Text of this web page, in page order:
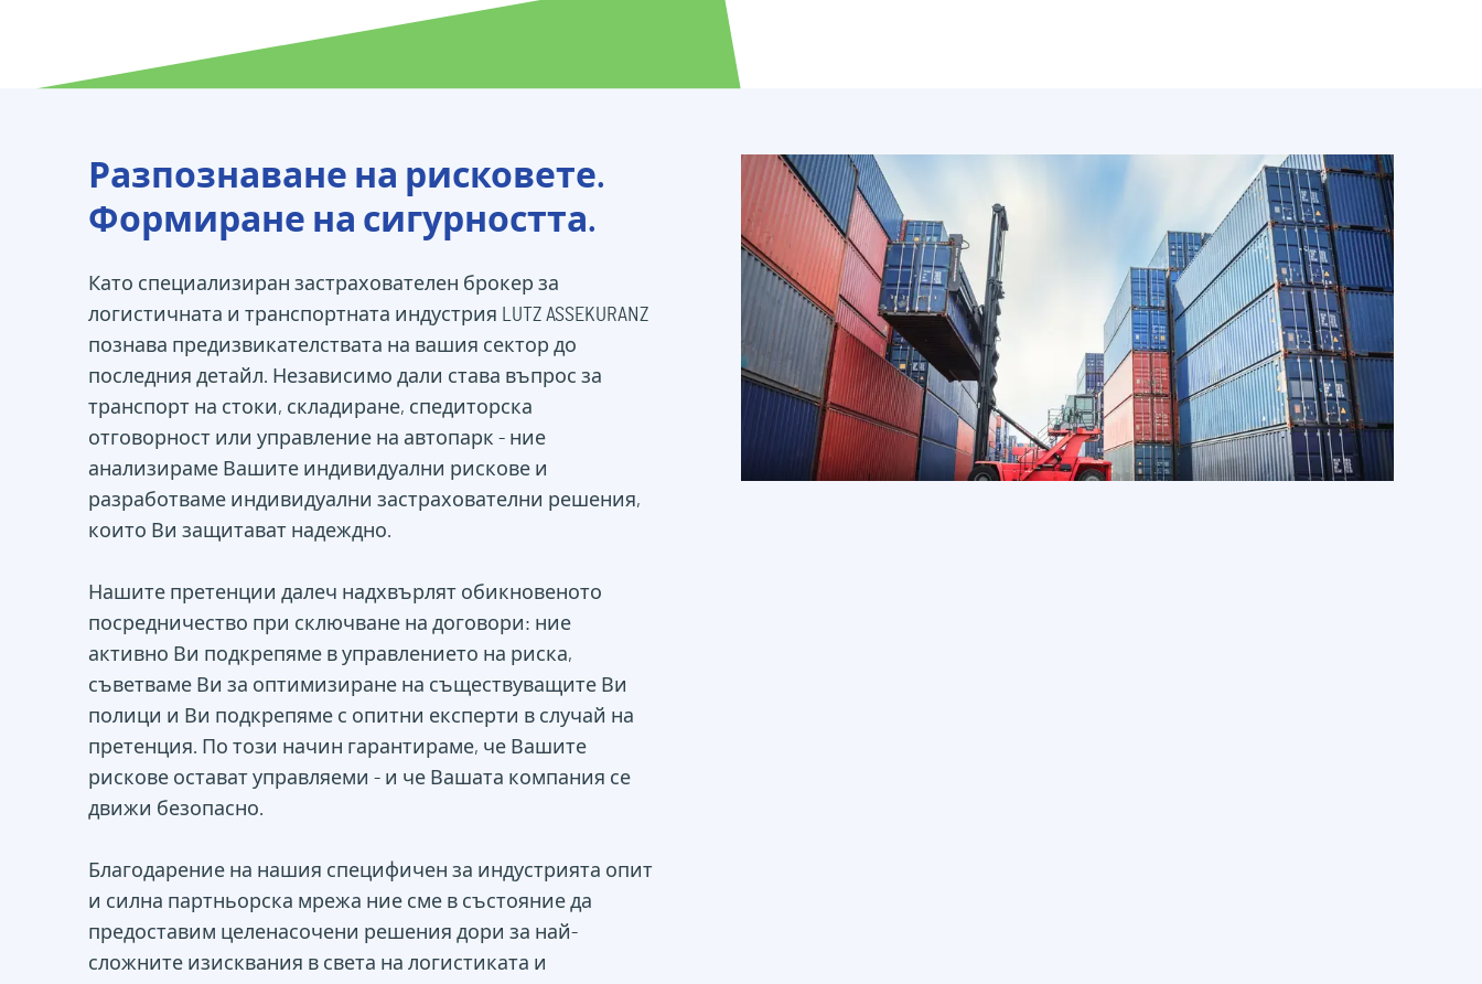
Разпознаване на рисковете.
Формиране на сигурността.
Като специализиран застрахователен брокер за
логистичната и транспортната индустрия LUTZ ASSEKURANZ
познава предизвикателствата на вашия сектор до
последния детайл. Независимо дали става въпрос за
транспорт на стоки, складиране, спедиторска
отговорност или управление на автопарк - ние
анализираме Вашите индивидуални рискове и
разработваме индивидуални застрахователни решения,
които Ви защитават надеждно.
Нашите претенции далеч надхвърлят обикновеното
посредничество при сключване на договори: ние
активно Ви подкрепяме в управлението на риска,
съветваме Ви за оптимизиране на съществуващите Ви
полици и Ви подкрепяме с опитни експерти в случай на
претенция. По този начин гарантираме, че Вашите
рискове остават управляеми - и че Вашата компания се
движи безопасно.
Благодарение на нашия специфичен за индустрията опит
и силна партньорска мрежа ние сме в състояние да
предоставим целенасочени решения дори за най-
сложните изисквания в света на логистиката и